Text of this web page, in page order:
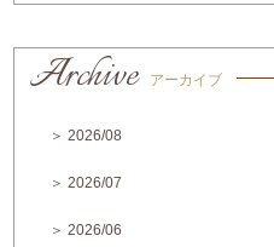
Archive アーカイブ
＞ 2026/08
＞ 2026/07
＞ 2026/06